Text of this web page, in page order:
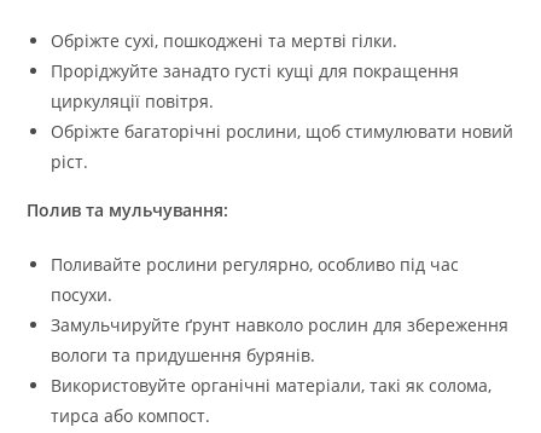
Обріжте сухі, пошкоджені та мертві гілки.
Проріджуйте занадто густі кущі для покращення
циркуляції повітря.
Обріжте багаторічні рослини, щоб стимулювати новий
ріст.
Полив та мульчування:
Поливайте рослини регулярно, особливо під час
посухи.
Замульчируйте ґрунт навколо рослин для збереження
вологи та придушення бурянів.
Використовуйте органічні матеріали, такі як солома,
тирса або компост.